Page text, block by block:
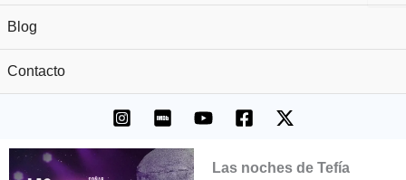
Blog
Contacto
Las noches de Tefía